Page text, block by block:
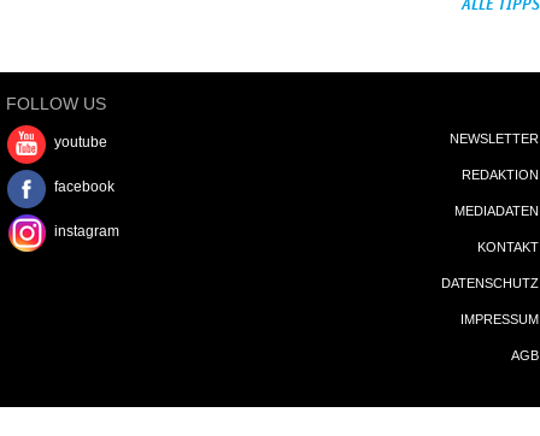
ALLE TIPPS
FOLLOW US
youtube
facebook
instagram
NEWSLETTER
REDAKTION
MEDIADATEN
KONTAKT
DATENSCHUTZ
IMPRESSUM
AGB